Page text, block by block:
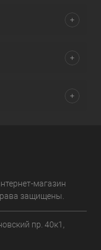
магазин
защищены.
пр. 40к1,